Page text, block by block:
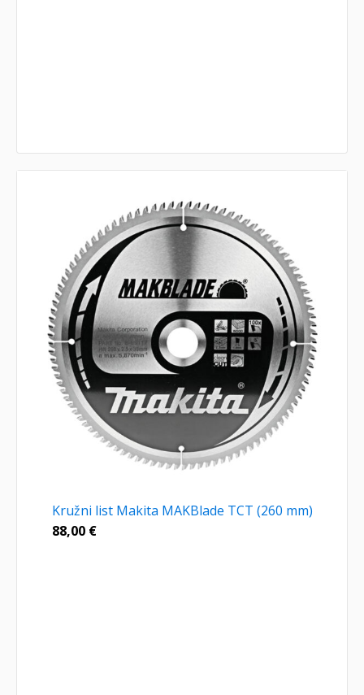
Kružni list Makita MAKBlade TCT (260 mm)
88,00 €